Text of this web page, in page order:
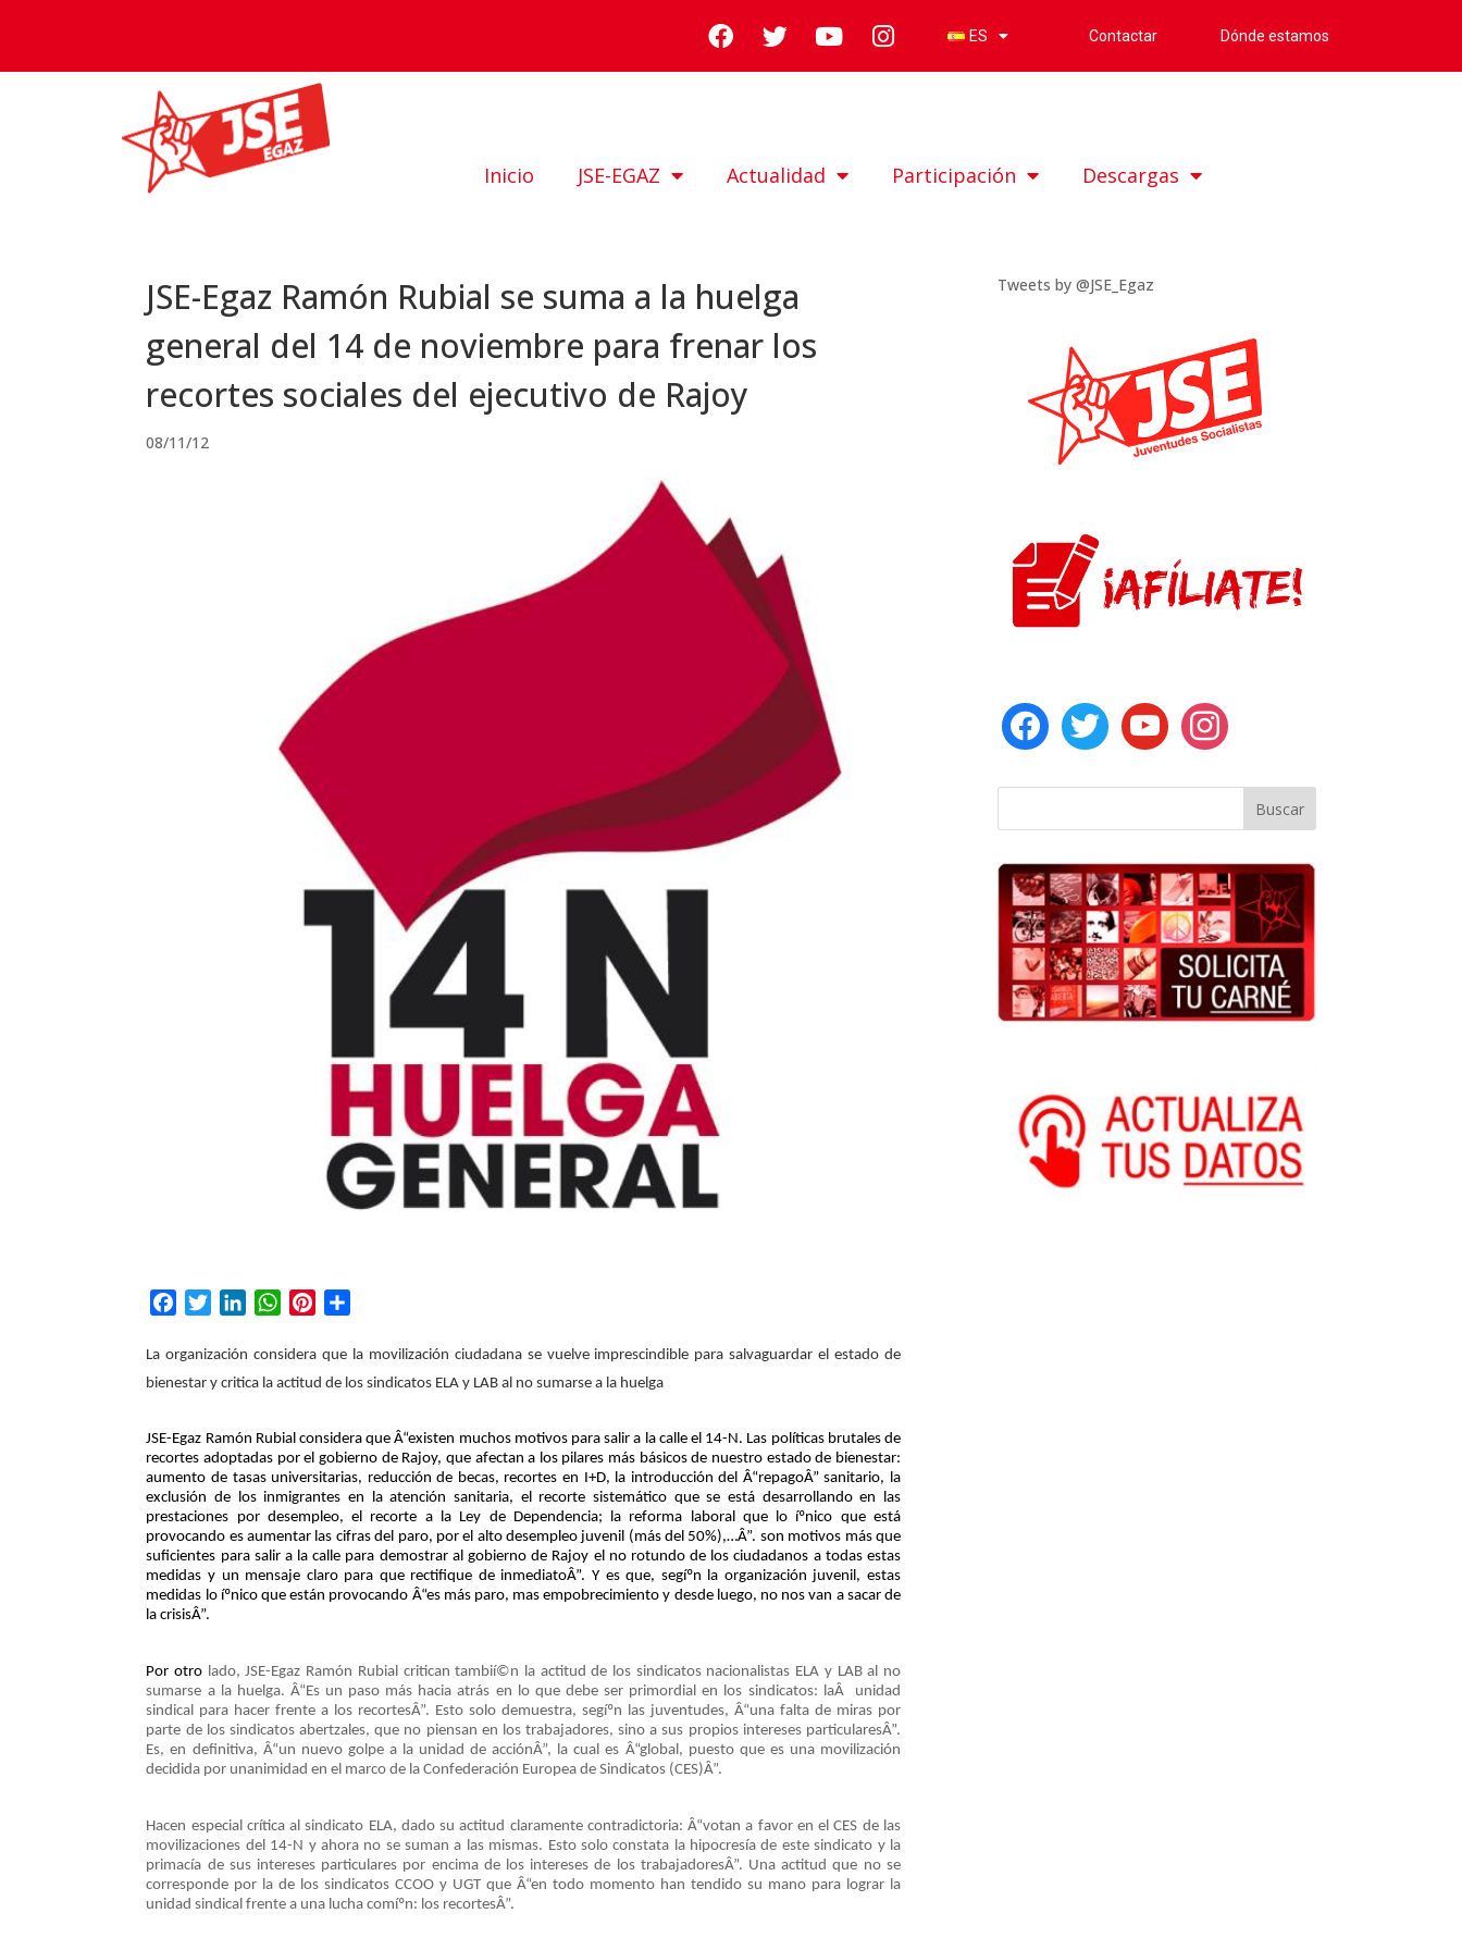
ES Contactar Dónde estamos
Inicio JSE-EGAZ Actualidad Participación Descargas
JSE-Egaz Ramón Rubial se suma a la huelga
general del 14 de noviembre para frenar los
recortes sociales del ejecutivo de Rajoy
08/11/12
c
e
o
o
k
i
t
e
r
n
k
d
I
n
W
a
t
A
p
p
n
t
r
e
s
t
m
p
r
t
i
r
La organización considera que la movilización ciudadana se vuelve imprescindible para salvaguardar el estado de
bienestar y critica la actitud de los sindicatos ELA y LAB al no sumarse a la huelga
JSE-Egaz Ramón Rubial considera que Â“existen muchos motivos para salir a la calle el 14-N. Las polí­ticas brutales de
recortes adoptadas por el gobierno de Rajoy, que afectan a los pilares más básicos de nuestro estado de bienestar:
aumento de tasas universitarias, reducción de becas, recortes en I+D, la introducción del Â“repagoÂ” sanitario, la
exclusión de los inmigrantes en la atención sanitaria, el recorte sistemático que se está desarrollando en las
prestaciones por desempleo, el recorte a la Ley de Dependencia; la reforma laboral que lo íºnico que está
provocando es aumentar las cifras del paro, por el alto desempleo juvenil (más del 50%),…Â”. son motivos más que
suficientes para salir a la calle para demostrar al gobierno de Rajoy el no rotundo de los ciudadanos a todas estas
medidas y un mensaje claro para que rectifique de inmediatoÂ”. Y es que, segíºn la organización juvenil, estas
medidas lo íºnico que están provocando Â“es más paro, mas empobrecimiento y desde luego, no nos van a sacar de
la crisisÂ”.
Por otro lado, JSE-Egaz Ramón Rubial critican tambií©n la actitud de los sindicatos nacionalistas ELA y LAB al no
sumarse a la huelga. Â“Es un paso más hacia atrás en lo que debe ser primordial en los sindicatos: laÂ unidad
sindical para hacer frente a los recortesÂ”. Esto solo demuestra, segíºn las juventudes, Â“una falta de miras por
parte de los sindicatos abertzales, que no piensan en los trabajadores, sino a sus propios intereses particularesÂ”.
Es, en definitiva, Â“un nuevo golpe a la unidad de acciónÂ”, la cual es Â“global, puesto que es una movilización
decidida por unanimidad en el marco de la Confederación Europea de Sindicatos (CES)Â”.
Hacen especial crí­tica al sindicato ELA, dado su actitud claramente contradictoria: Â“votan a favor en el CES de las
movilizaciones del 14-N y ahora no se suman a las mismas. Esto solo constata la hipocresí­a de este sindicato y la
primací­a de sus intereses particulares por encima de los intereses de los trabajadoresÂ”. Una actitud que no se
corresponde por la de los sindicatos CCOO y UGT que Â“en todo momento han tendido su mano para lograr la
unidad sindical frente a una lucha comíºn: los recortesÂ”.
Tweets by @JSE_Egaz